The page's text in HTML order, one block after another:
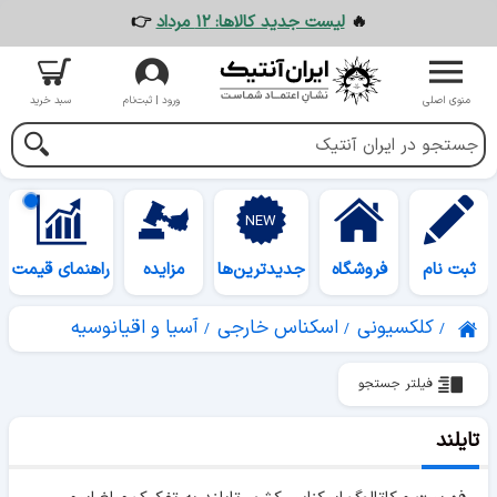
🔥لیست جدید کالاها: ۱۲ مرداد 👉
منوی اصلی ورود | ثبت‌نام سبد خرید
ثبت نام فروشگاه جدیدترین‌ها مزایده راهنمای قیمت
کلکسیونی اسکناس خارجی آسیا و اقیانوسیه
فیلتر جستجو
تایلند